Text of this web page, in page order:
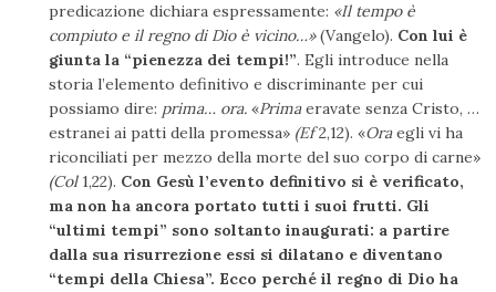
predicazione dichiara espressamente: «Il tempo è
compiuto e il regno di Dio è vicino…»(Vangelo). Con lui è
giunta la “pienezza dei tempi!”. Egli introduce nella
storia l’elemento definitivo e discriminante per cui
possiamo dire: prima… ora. «Primaeravate senza Cristo, …
estranei ai patti della promessa» (Ef2,12). «Oraegli vi ha
riconciliati per mezzo della morte del suo corpo di carne»
(Col 1,22). Con Gesù l’evento definitivo si è verificato,
ma non ha ancora portato tutti i suoi frutti. Gli
“ultimi tempi” sono soltanto inaugurati: a partire
dalla sua risurrezione essi si dilatano e diventano
“tempi della Chiesa”. Ecco perché il regno di Dio ha